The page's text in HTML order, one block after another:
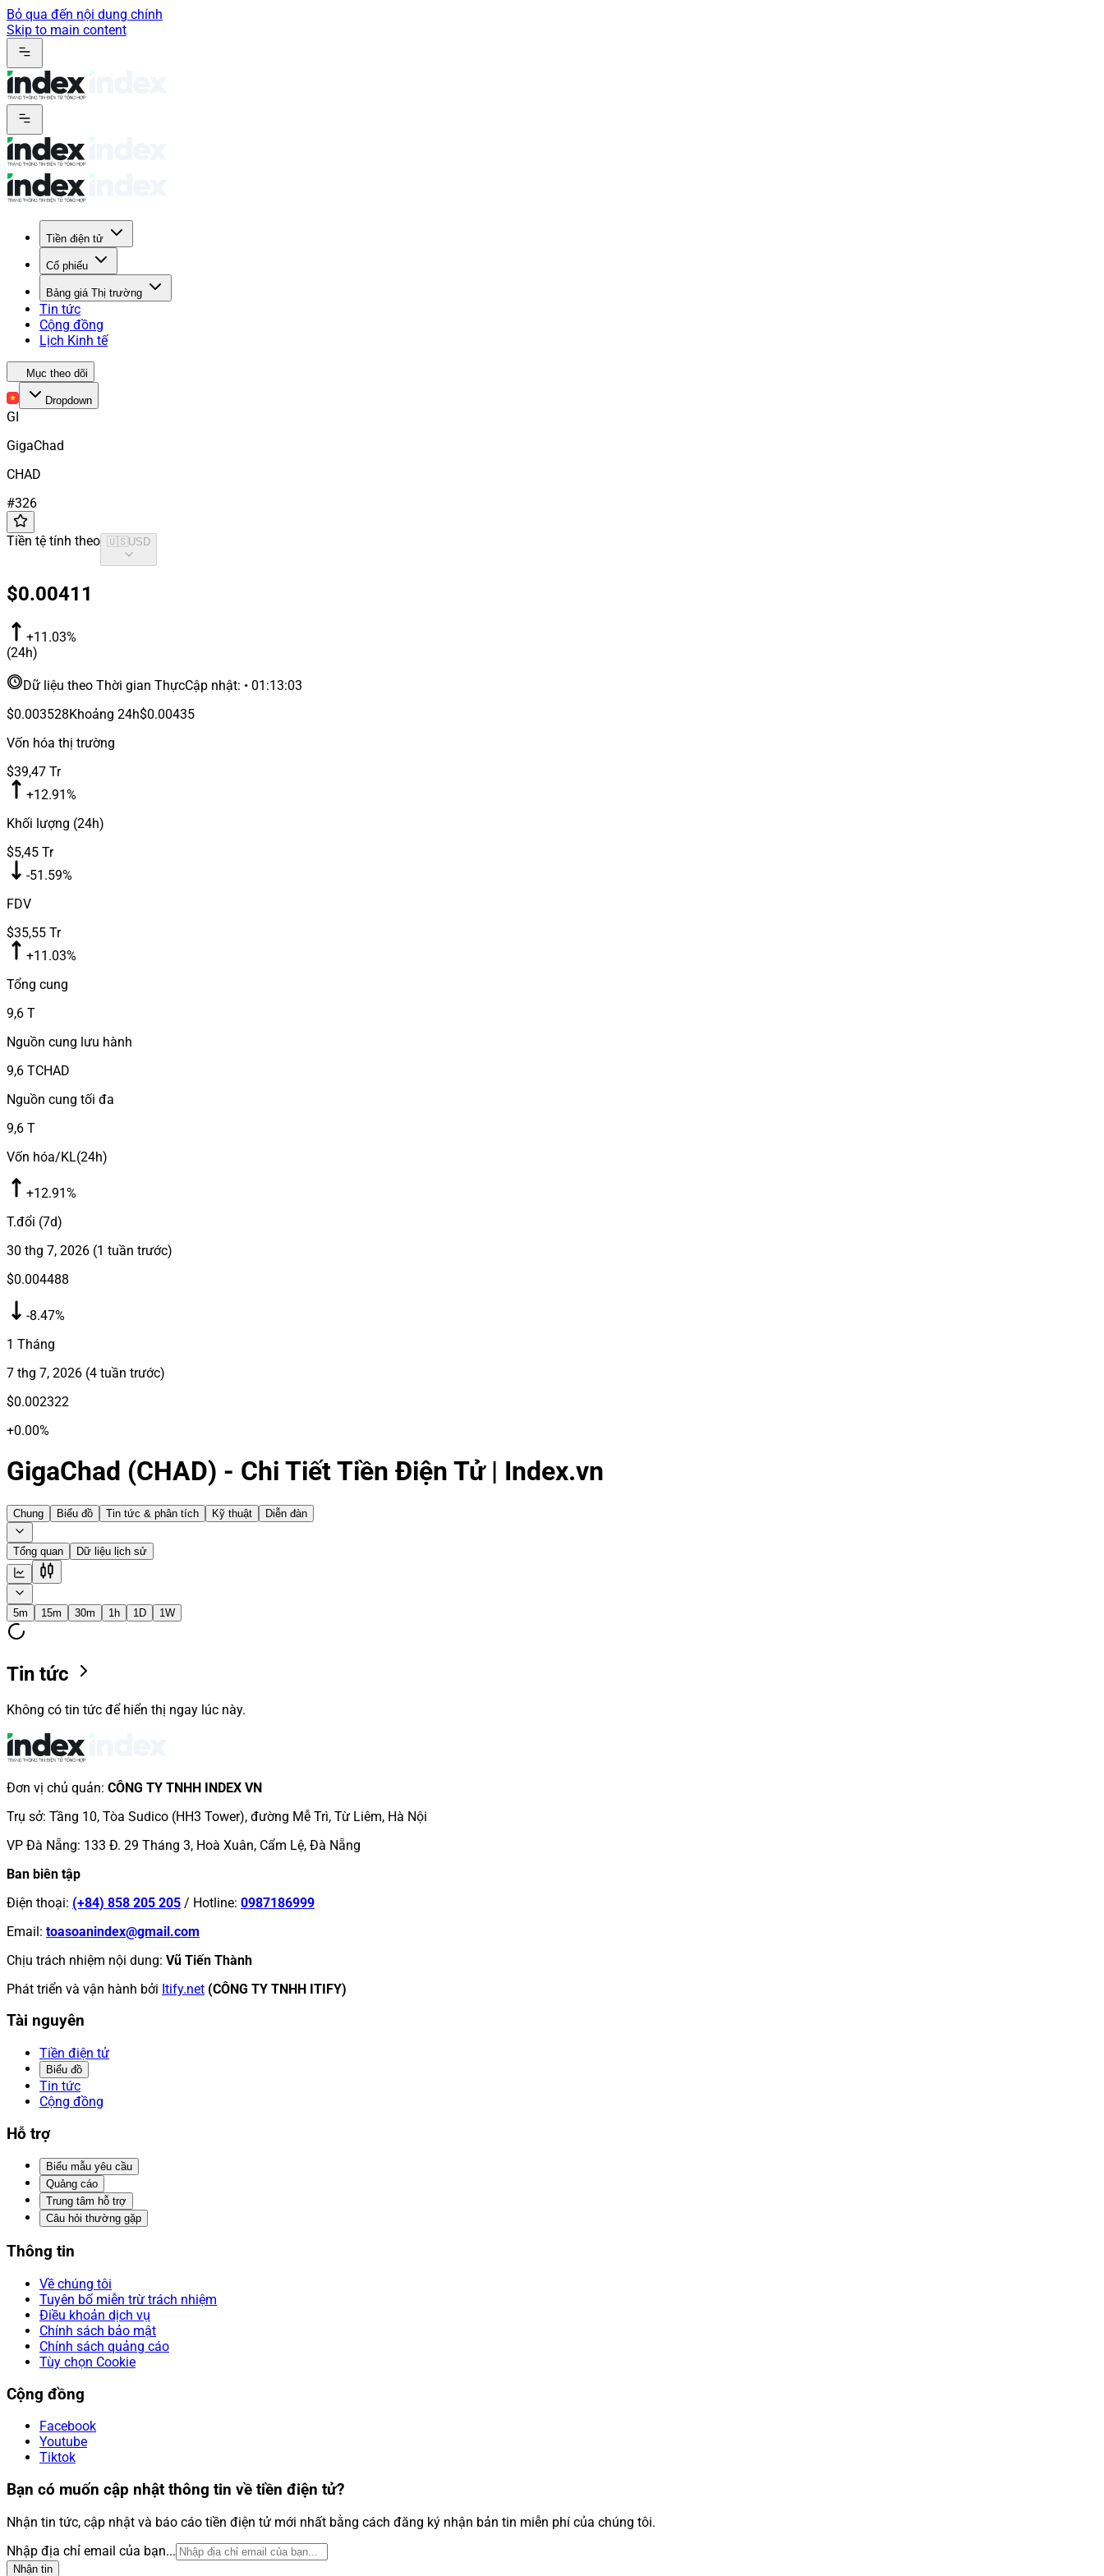
Bỏ qua đến nội dung chính
Skip to main content
Tiền điện tử
Cổ phiếu
Bảng giá Thị trường
Tin tức
Cộng đồng
Lịch Kinh tế
Mục theo dõi
Dropdown
GI
GigaChad
CHAD
#326
Tiền tệ tính theo 🇺🇸 USD
$0.00411
+11.03%
(24h)
Dữ liệu theo Thời gian ThựcCập nhật: • 01:13:03
$0.003528Khoảng 24h$0.00435
Vốn hóa thị trường
$39,47 Tr
+12.91%
Khối lượng (24h)
$5,45 Tr
-51.59%
FDV
$35,55 Tr
+11.03%
Tổng cung
9,6 T
Nguồn cung lưu hành
9,6 TCHAD
Nguồn cung tối đa
9,6 T
Vốn hóa/KL(24h)
+12.91%
T.đổi (7d)
30 thg 7, 2026 (1 tuần trước)
$0.004488
-8.47%
1 Tháng
7 thg 7, 2026 (4 tuần trước)
$0.002322
+0.00%
GigaChad (CHAD) - Chi Tiết Tiền Điện Tử | Index.vn
Chung Biểu đồ Tin tức & phân tích Kỹ thuật Diễn đàn
Tổng quan Dữ liệu lịch sử
5m 15m 30m 1h 1D 1W
Tin tức
Không có tin tức để hiển thị ngay lúc này.
Đơn vị chủ quản: CÔNG TY TNHH INDEX VN
Trụ sở: Tầng 10, Tòa Sudico (HH3 Tower), đường Mễ Trì, Từ Liêm, Hà Nội
VP Đà Nẵng: 133 Đ. 29 Tháng 3, Hoà Xuân, Cẩm Lệ, Đà Nẵng
Ban biên tập
Điện thoại: (+84) 858 205 205 / Hotline: 0987186999
Email: toasoanindex@gmail.com
Chịu trách nhiệm nội dung: Vũ Tiến Thành
Phát triển và vận hành bởi Itify.net (CÔNG TY TNHH ITIFY)
Tài nguyên
Tiền điện tử
Biểu đồ
Tin tức
Cộng đồng
Hỗ trợ
Biểu mẫu yêu cầu
Quảng cáo
Trung tâm hỗ trợ
Câu hỏi thường gặp
Thông tin
Về chúng tôi
Tuyên bố miễn trừ trách nhiệm
Điều khoản dịch vụ
Chính sách bảo mật
Chính sách quảng cáo
Tùy chọn Cookie
Cộng đồng
Facebook
Youtube
Tiktok
Bạn có muốn cập nhật thông tin về tiền điện tử?
Nhận tin tức, cập nhật và báo cáo tiền điện tử mới nhất bằng cách đăng ký nhận bản tin miễn phí của chúng tôi.
Nhập địa chỉ email của bạn...
Nhận tin